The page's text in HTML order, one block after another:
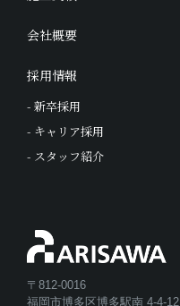
会社概要
採用情報
- 新卒採用
- キャリア採用
- スタッフ紹介
〒812-0016
福岡市博多区博多駅南 4-4-12